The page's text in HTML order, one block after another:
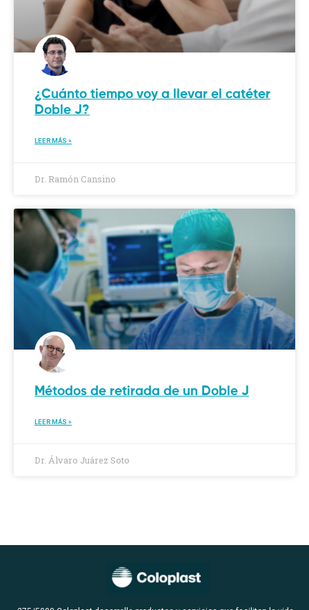
¿Cuánto tiempo voy a llevar el catéter
Doble J?
LEER MÁS »
Dr. Ramón Cansino
Métodos de retirada de un Doble J
LEER MÁS »
Dr. Álvaro Juárez Soto